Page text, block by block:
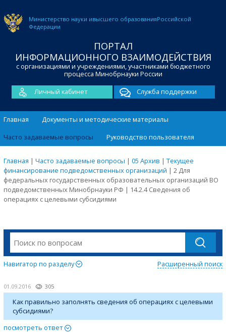
Министерство науки ивысшего образованияРоссийской
Федерации
ПОРТАЛ
ИНФОРМАЦИОННОГО ВЗАИМОДЕЙСТВИЯ
с организациями и учреждениями, участниками бюджетного
процесса Минобрнауки России
Личный кабинет
Служба поддержки
Главная
Документы и методические материалы
Часто задаваемые вопросы
Руководство пользователя
Главная | Часто задаваемые вопросы | 05 Архив | Текущее
финансирование подведомственных организаций | 2 Для
федеральных государственных образовательных организаций ВО
подведомственных Минобрнауки РФ | 14.2.4 Сведения об
операциях с целевыми субсидиями
Навигатор по разделу Расширенный поиск
01.09.2016 305
Как правильно заполнять сведения об операциях с целевыми
субсидиями?
посмотреть ответ